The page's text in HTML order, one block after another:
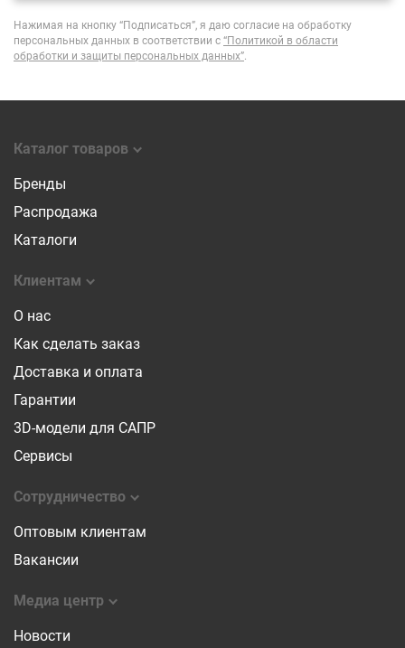
Нажимая на кнопку “Подписаться”, я даю согласие на обработку
персональных данных в соответствии с “Политикой в области
обработки и защиты персональных данных”.
Каталог товаров
Бренды
Распродажа
Каталоги
Клиентам
О нас
Как сделать заказ
Доставка и оплата
Гарантии
3D-модели для САПР
Сервисы
Сотрудничество
Оптовым клиентам
Вакансии
Медиа центр
Новости